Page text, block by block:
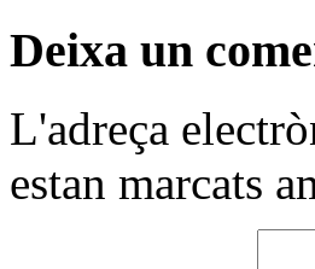
Deixa un
L'adreça
estan marcats